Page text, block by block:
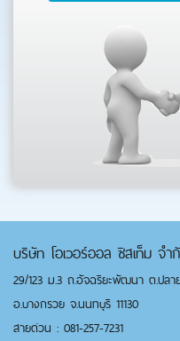
บริษัท โอเวอร์ออล ซิสเท็ม จำ
29/123 ม.3 ถ.อัจฉริยะพัฒนา ต.ปลา
อ.บางกรวย จ.นนทบุรี 11130
สายด่วน : 081-257-7231